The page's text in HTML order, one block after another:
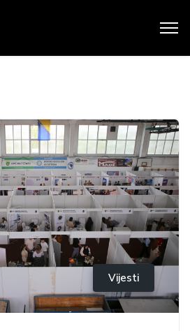
Vijesti